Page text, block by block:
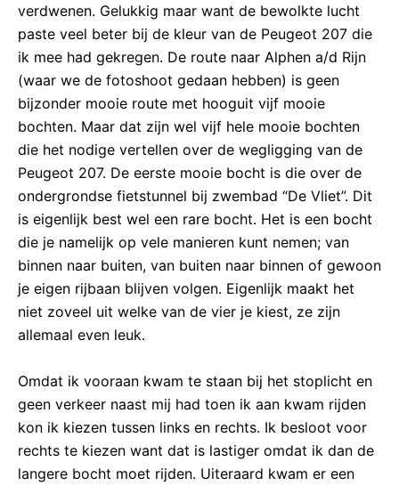
verdwenen. Gelukkig maar want de bewolkte lucht
paste veel beter bij de kleur van de Peugeot 207 die
ik mee had gekregen. De route naar Alphen a/d Rijn
(waar we de fotoshoot gedaan hebben) is geen
bijzonder mooie route met hooguit vijf mooie
bochten. Maar dat zijn wel vijf hele mooie bochten
die het nodige vertellen over de wegligging van de
Peugeot 207. De eerste mooie bocht is die over de
ondergrondse fietstunnel bij zwembad “De Vliet”. Dit
is eigenlijk best wel een rare bocht. Het is een bocht
die je namelijk op vele manieren kunt nemen; van
binnen naar buiten, van buiten naar binnen of gewoon
je eigen rijbaan blijven volgen. Eigenlijk maakt het
niet zoveel uit welke van de vier je kiest, ze zijn
allemaal even leuk.
Omdat ik vooraan kwam te staan bij het stoplicht en
geen verkeer naast mij had toen ik aan kwam rijden
kon ik kiezen tussen links en rechts. Ik besloot voor
rechts te kiezen want dat is lastiger omdat ik dan de
langere bocht moet rijden. Uiteraard kwam er een